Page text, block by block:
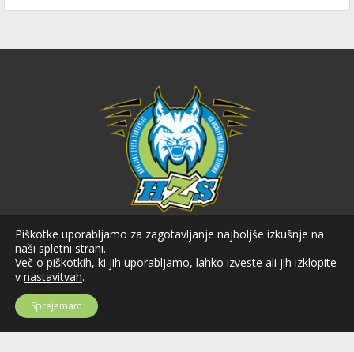
Hokejska zveza Slovenije
Hokejska zveza Slovenije (HZS) je krovna športna organizacija na področju
hokeja v Sloveniji. Organizira tekmovanja v različnih domačih in
mednarodnih hokejskih ligah in pokalih; pod njenim okriljem delujejo tudi
SI-1000 Ljubljana
Piškotke uporabljamo za zagotavljanje najboljše izkušnje na
naši spletni strani.
Več o piškotkih, ki jih uporabljamo, lahko izveste ali jih izklopite
v nastavitvah.
Sprejemam